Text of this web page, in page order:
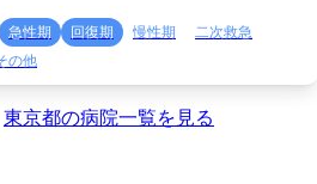
急性期 回復期 慢性期
二次救急
の他
東京都の病院一覧を見る